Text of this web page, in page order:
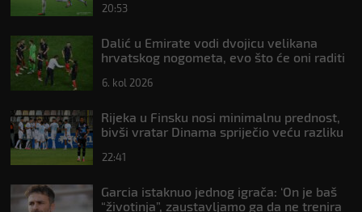
20:53
Dalić u Emirate vodi dvojicu velikana
hrvatskog nogometa, evo što će oni raditi
6. kol 2026
Rijeka u Finsku nosi minimalnu prednost,
bivši vratar Dinama spriječio veću razliku
22:41
Garcia istaknuo jednog igrača: ‘On je baš
“životinja”, zaustavljamo ga da ne trenira